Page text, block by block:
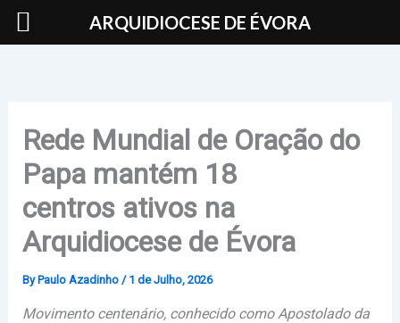
Skip
Rede Mundial de Oração do
Papa mantém 18
centros ativos na
Arquidiocese de Évora
By Paulo Azadinho / 1 de Julho, 2026
Movimento centenário, conhecido como Apostolado da
ARQUIDIOCESE DE ÉVORA